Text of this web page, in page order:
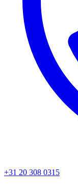
+31 20 308 0315